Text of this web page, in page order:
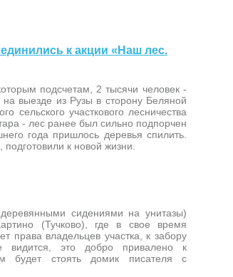
к акции «Наш лес.
подсчетам, 2 тысячи человек -
выезде из Рузы в сторону Беляной
сельского участкового лесничества
- лес ранее был сильно подпорчен
года пришлось деревья спилить.
к новой жизни.
сидениями на унитазы)
(Тучково), где в свое время
права владельцев участка, к забору
видится, это добро привалено к
будет стоять домик писателя с